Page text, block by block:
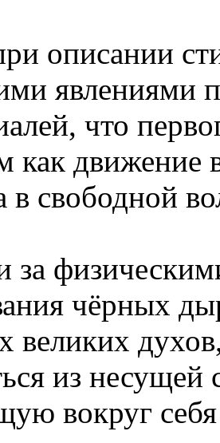
описании
явлениями
что
как
в свободной
за
чёрных
великих
из несущей
вокруг